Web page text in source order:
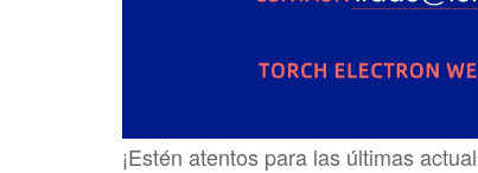
¡Estén atentos para las últimas